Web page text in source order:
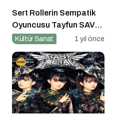
Sert Rollerin Sempatik
Oyuncusu Tayfun SAV
ile Söyleşi
Kültür Sanat 1 yıl önce